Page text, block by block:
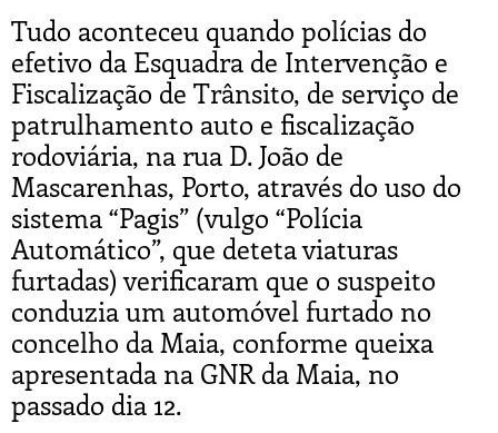
Tudo aconteceu quando polícias do
efetivo da Esquadra de Intervenção e
Fiscalização de Trânsito, de serviço de
patrulhamento auto e fiscalização
rodoviária, na rua D. João de
Mascarenhas, Porto, através do uso do
sistema “Pagis” (vulgo “Polícia
Automático”, que deteta viaturas
furtadas) verificaram que o suspeito
conduzia um automóvel furtado no
concelho da Maia, conforme queixa
apresentada na GNR da Maia, no
passado dia 12.